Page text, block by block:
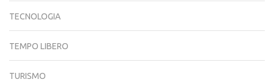
TECNOLOGIA
TEMPO LIBERO
TURISMO